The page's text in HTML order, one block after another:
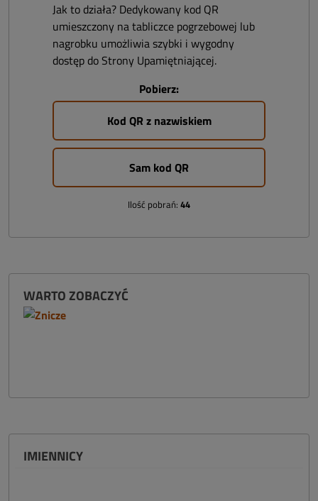
Jak to działa? Dedykowany kod QR
umieszczony na tabliczce pogrzebowej lub
nagrobku umożliwia szybki i wygodny
dostęp do Strony Upamiętniającej.
Pobierz:
Kod QR z nazwiskiem
Sam kod QR
Ilość pobrań: 44
WARTO ZOBACZYĆ
IMIENNICY